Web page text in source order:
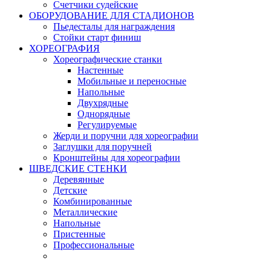
Счетчики судейские
ОБОРУДОВАНИЕ ДЛЯ СТАДИОНОВ
Пьедесталы для награждения
Стойки старт финиш
ХОРЕОГРАФИЯ
Хореографические станки
Настенные
Мобильные и переносные
Напольные
Двухрядные
Однорядные
Регулируемые
Жерди и поручни для хореографии
Заглушки для поручней
Кронштейны для хореографии
ШВЕДСКИЕ СТЕНКИ
Деревянные
Детские
Комбинированные
Металлические
Напольные
Пристенные
Профессиональные